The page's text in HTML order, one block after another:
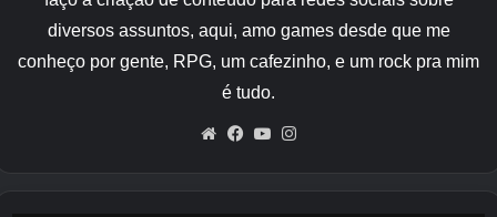
Além disso, uma ferramenta de cochilo
desenvolvida pela Toyota Motor
Sleep também foi decidida. No local, você
diversos assuntos, aqui, amo games desde que me
conheço por gente, RPG, um cafezinho, e um rock pra mim
é tudo.
WebsiteFacebook
YouTube